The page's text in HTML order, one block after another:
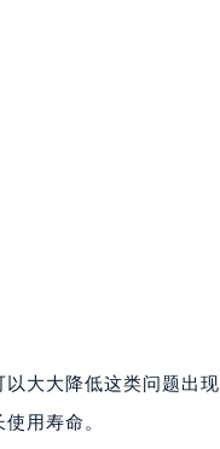
大大降低这类问题出现
用寿命。